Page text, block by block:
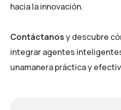
hacia la innovación.
Contáctanosy descubre
integrar agentes
unamanera práctica y